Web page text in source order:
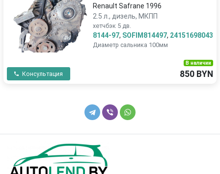
Renault Safrane 1996
2.5 л., дизель, МКПП
хетчбэк 5 дв.
8144-97, SOFIM814497, 24151698043
Диаметр сальника 100мм
Консультация
В наличии
850 BYN